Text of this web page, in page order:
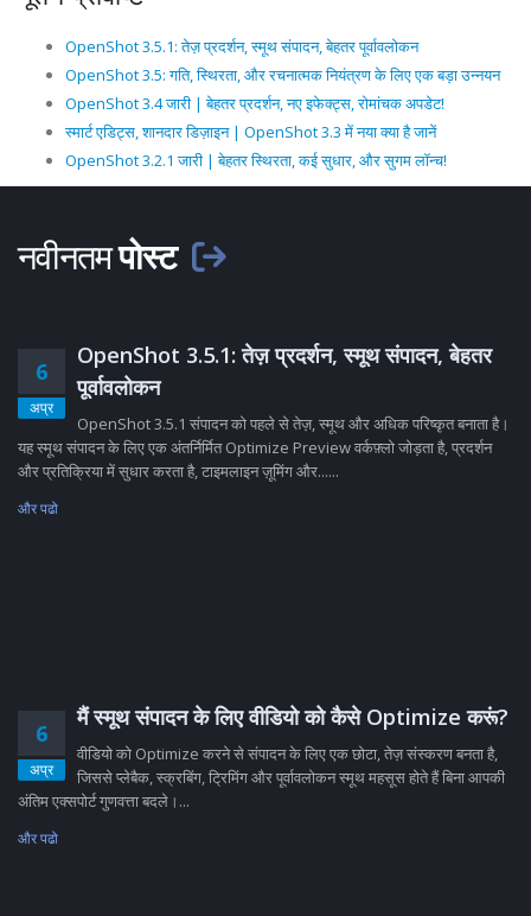
OpenShot 3.5.1: तेज़ प्रदर्शन, स्मूथ संपादन, बेहतर पूर्वावलोकन
OpenShot 3.5: गति, स्थिरता, और रचनात्मक नियंत्रण के लिए एक बड़ा उन्नयन
OpenShot 3.4 जारी | बेहतर प्रदर्शन, नए इफेक्ट्स, रोमांचक अपडेट!
स्मार्ट एडिट्स, शानदार डिज़ाइन | OpenShot 3.3 में नया क्या है जानें
OpenShot 3.2.1 जारी | बेहतर स्थिरता, कई सुधार, और सुगम लॉन्च!
नवीनतमपोस्ट
6
अप्र
OpenShot 3.5.1: तेज़ प्रदर्शन, स्मूथ संपादन, बेहतर
पूर्वावलोकन
OpenShot 3.5.1 संपादन को पहले से तेज़, स्मूथ और अधिक परिष्कृत बनाता है।
यह स्मूथ संपादन के लिए एक अंतर्निर्मित Optimize Preview वर्कफ़्लो जोड़ता है, प्रदर्शन
और प्रतिक्रिया में सुधार करता है, टाइमलाइन ज़ूमिंग और......
और पढो
6
अप्र
मैं स्मूथ संपादन के लिए वीडियो को कैसे Optimize करूं?
वीडियो को Optimize करने से संपादन के लिए एक छोटा, तेज़ संस्करण बनता है,
जिससे प्लेबैक, स्क्रबिंग, ट्रिमिंग और पूर्वावलोकन स्मूथ महसूस होते हैं बिना आपकी
अंतिम एक्सपोर्ट गुणवत्ता बदले।...
और पढो